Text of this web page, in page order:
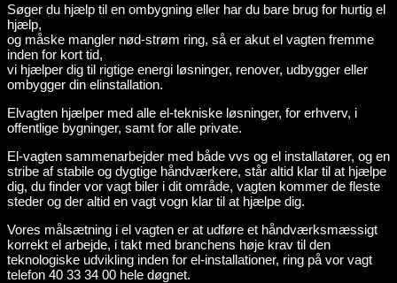
Søger du hjælp til en ombygning eller har du bare brug for hurtig el
hjælp,
og måske mangler nød-strøm ring, så er akut el vagten fremme
inden for kort tid,
vi hjælper dig til rigtige energi løsninger, renover, udbygger eller
ombygger din elinstallation.
Elvagten hjælper med alle el-tekniske løsninger, for erhverv, i
offentlige bygninger, samt for alle private.
El-vagten sammenarbejder med både vvs og el installatører, og en
stribe af stabile og dygtige håndværkere, står altid klar til at hjælpe
dig, du finder vor vagt biler i dit område, vagten kommer de fleste
steder og der altid en vagt vogn klar til at hjælpe dig.
Vores målsætning i el vagten er at udføre et håndværksmæssigt
korrekt el arbejde, i takt med branchens høje krav til den
teknologiske udvikling inden for el-installationer, ring på vor vagt
telefon 40 33 34 00 hele døgnet.